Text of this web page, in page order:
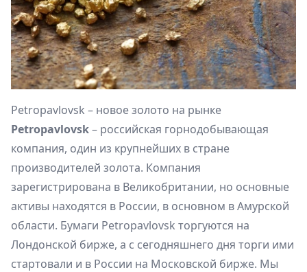
Petropavlovsk – новое золото на рынке
Petropavlovsk– российская горнодобывающая
компания, один из крупнейших в стране
производителей золота. Компания
зарегистрирована в Великобритании, но основные
активы находятся в России, в основном в Амурской
области. Бумаги Petropavlovsk торгуются на
Лондонской бирже, а с сегодняшнего дня торги ими
стартовали и в России на Московской бирже. Мы